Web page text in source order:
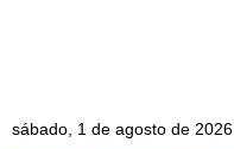
sábado, 1 de agosto de 2026